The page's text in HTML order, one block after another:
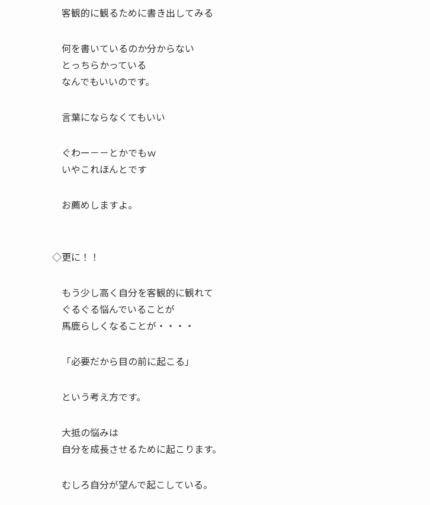
客観的に観るために書き出してみる
何を書いているのか分からない
とっちらかっている
なんでもいいのです。
言葉にならなくてもいい
ぐわー－－とかでもｗ
いやこれほんとです
お薦めしますよ。
◇更に！！
もう少し高く自分を客観的に観れて
ぐるぐる悩んでいることが
馬鹿らしくなることが・・・・
「必要だから目の前に起こる」
という考え方です。
大抵の悩みは
自分を成長させるために起こります。
むしろ自分が望んで起こしている。